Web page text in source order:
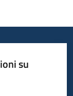
su